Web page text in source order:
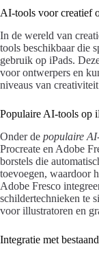
AI-tools voor creatief
In de wereld van
tools beschikbaar die
gebruik op iPads.
voor ontwerpers en
niveaus van
Populaire AI-tools op
Onder de populaire
Procreate en Adobe
borstels die
toevoegen, waardoor
Adobe Fresco
schildertechnieken te
voor illustratoren en
Integratie met